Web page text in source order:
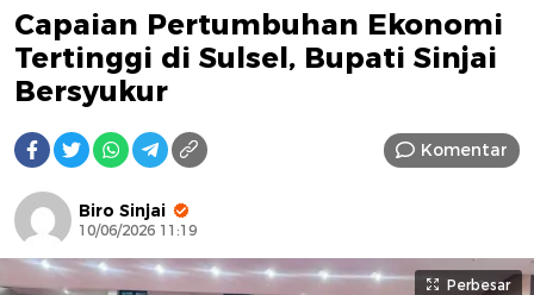
Capaian Pertumbuhan Ekonomi
Tertinggi di Sulsel, Bupati Sinjai
Bersyukur
Komentar
Biro Sinjai
10/06/2026 11:19
Perbesar